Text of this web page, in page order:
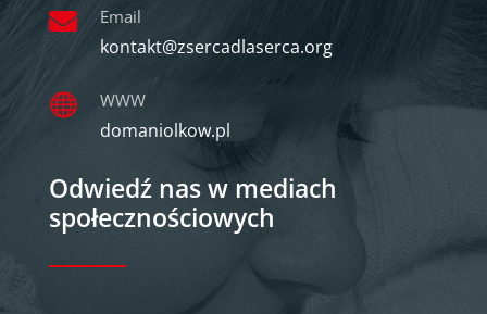
 Email
kontakt@zsercadlaserca.org
 WWW
domaniolkow.pl
Odwiedź nas w mediach
społecznościowych